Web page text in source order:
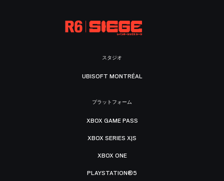
スタジオ
UBISOFT MONTRÉAL
プラットフォーム
XBOX GAME PASS
XBOX SERIES X|S
XBOX ONE
PLAYSTATION®5